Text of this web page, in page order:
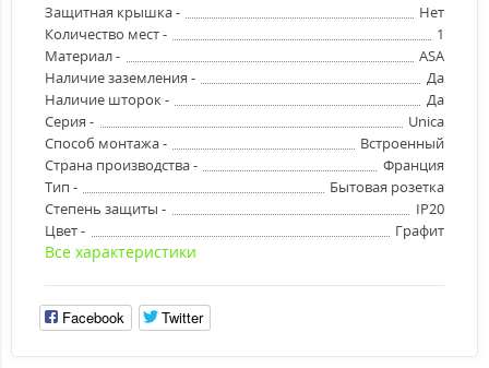
Защитная крышка -
Нет
Количество мест -
1
Материал -
ASA
Наличие заземления -
Да
Наличие шторок -
Да
Серия -
Unica
Способ монтажа -
Встроенный
Страна производства -
Франция
Тип -
Бытовая розетка
Степень защиты -
IP20
Цвет -
Графит
Все характеристики
Facebook Twitter